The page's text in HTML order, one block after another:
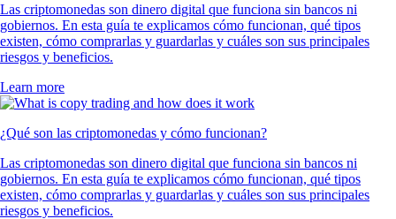
Las criptomonedas son dinero digital que funciona sin bancos ni
gobiernos. En esta guía te explicamos cómo funcionan, qué tipos
existen, cómo comprarlas y guardarlas y cuáles son sus principales
riesgos y beneficios.
Learn more
¿Qué son las criptomonedas y cómo funcionan?
Las criptomonedas son dinero digital que funciona sin bancos ni
gobiernos. En esta guía te explicamos cómo funcionan, qué tipos
existen, cómo comprarlas y guardarlas y cuáles son sus principales
riesgos y beneficios.